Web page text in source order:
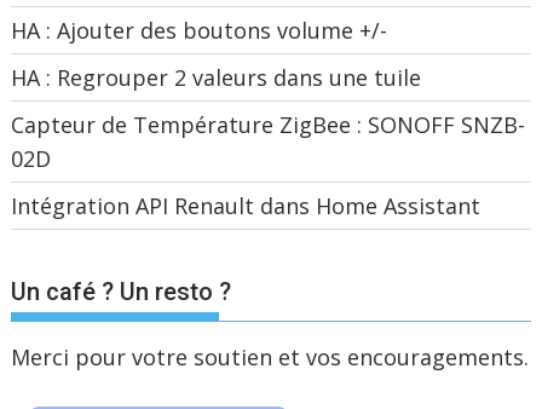
HA : Ajouter des boutons volume +/-
HA : Regrouper 2 valeurs dans une tuile
Capteur de Température ZigBee : SONOFF SNZB-
02D
Intégration API Renault dans Home Assistant
Un café ? Un resto ?
Merci pour votre soutien et vos encouragements.